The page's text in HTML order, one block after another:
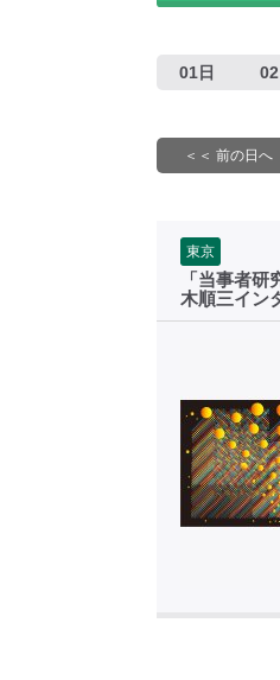
01日 02
＜＜ 前の日へ
東京
「当事者
木順三イン